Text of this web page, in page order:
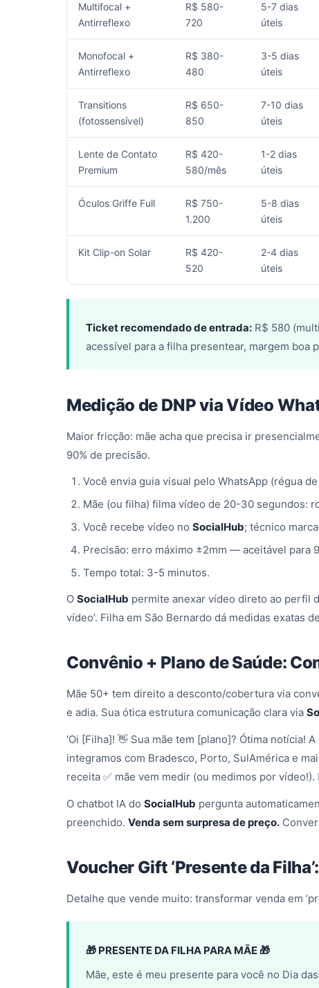
Multifocal +
Antirreflexo
R$ 580-
720
5-7 dias
úteis
Monofocal +
Antirreflexo
R$ 380-
480
3-5 dias
úteis
Transitions
(fotossensível)
R$ 650-
850
7-10 dias
úteis
Lente de Contato
Premium
R$ 420-
580/mês
1-2 dias
úteis
Óculos Griffe Full
R$ 750-
1.200
5-8 dias
úteis
Kit Clip-on Solar
R$ 420-
520
2-4 dias
úteis
Ticket recomendado de entrada: R$ 580
acessível para a filha presentear, margem boa
Medição de DNP via Vídeo
Maior fricção: mãe acha que precisa ir
90% de precisão.
Você envia guia visual pelo WhatsApp (régua
Mãe (ou filha) filma vídeo de 20-30 segundos:
Você recebe vídeo no SocialHub; técnico
Precisão: erro máximo ±2mm — aceitável para
Tempo total: 3-5 minutos.
O SocialHub permite anexar vídeo direto ao perfil
vídeo’. Filha em São Bernardo dá medidas exatas
Convênio + Plano de Saúde:
Mãe 50+ tem direito a desconto/cobertura via
e adia. Sua ótica estrutura comunicação clara via
‘Oi [Filha]! 👋 Sua mãe tem [plano]? Ótima notícia!
integramos com Bradesco, Porto, SulAmérica e
receita ✅ mãe vem medir (ou medimos por vídeo!).
O chatbot IA do SocialHub pergunta
preenchido. Venda sem surpresa de preço.
Voucher Gift ‘Presente da
Detalhe que vende muito: transformar venda em
🎁 PRESENTE DA FILHA PARA MÃE 🎁
Mãe, este é meu presente para você no Dia